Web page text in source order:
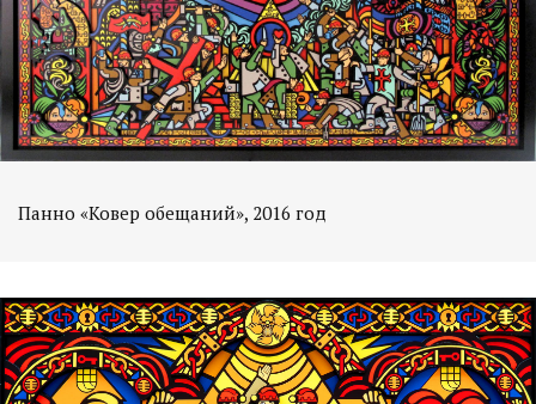
Панно «Ковер обещаний», 2016 год